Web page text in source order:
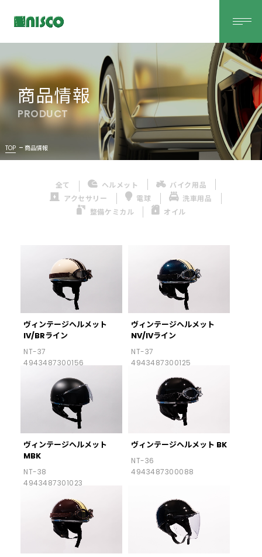
商品情報
PRODUCT
TOP 商品情報
全て ヘルメット
バイク用品
アクセサリー
電球
洗車用品
整備ケミカル
オイル
ヴィンテージヘルメット
IV/BRライン
NT-37
4943487300156
ヴィンテージヘルメット
NV/IVライン
NT-37
4943487300125
ヴィンテージヘルメット
MBK
NT-38
4943487301023
ヴィンテージヘルメット BK
NT-36
4943487300088